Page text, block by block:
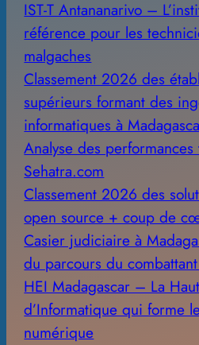
IST-T Antananarivo –
référence pour les
malgaches
Classement 2026 des
supérieurs formant des
informatiques à
Analyse des
Sehatra.com
Classement 2026 des
open source + coup de
Casier judiciaire à
du parcours du
HEI Madagascar – La
d’Informatique qui forme
numérique